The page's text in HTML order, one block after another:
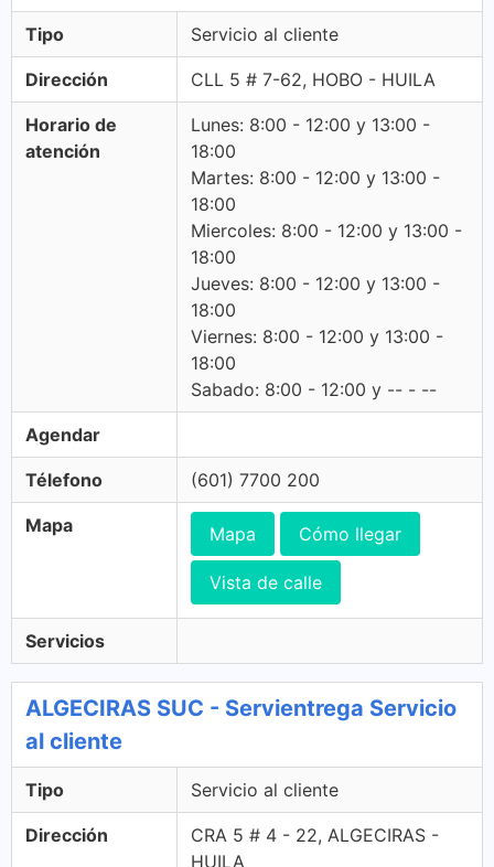
Tipo Servicio al cliente
Dirección CLL 5 # 7-62, HOBO - HUILA
Horario de
atención
Lunes: 8:00 - 12:00 y 13:00 -
18:00
Martes: 8:00 - 12:00 y 13:00 -
18:00
Miercoles: 8:00 - 12:00 y 13:00 -
18:00
Jueves: 8:00 - 12:00 y 13:00 -
18:00
Viernes: 8:00 - 12:00 y 13:00 -
18:00
Sabado: 8:00 - 12:00 y -- - --
Agendar
Télefono (601) 7700 200
Mapa Mapa Cómo llegar
Vista de calle
Servicios
ALGECIRAS SUC - Servientrega Servicio
al cliente
Tipo Servicio al cliente
Dirección
CRA 5 # 4 - 22, ALGECIRAS -
HUILA